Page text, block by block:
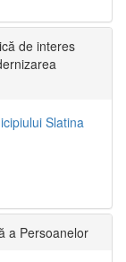
de interes
Slatina
a Persoanelor